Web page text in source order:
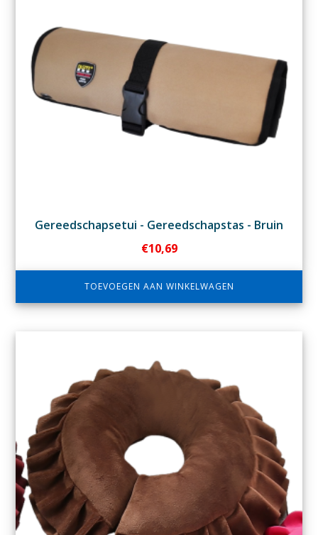
Gereedschapsetui - Gereedschapstas - Bruin
€10,69
TOEVOEGEN AAN WINKELWAGEN